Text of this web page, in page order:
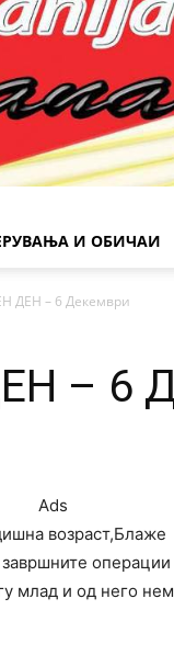
И ОБИЧАИ
ДЕН – 6 Декември
– 6
Ads
возраст,Блаже
млад и од него